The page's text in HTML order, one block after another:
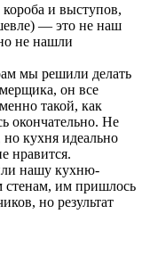
короба и выступов,
— это не наш
не нашли
мы решили делать
он все
такой, как
окончательно. Не
кухня идеально
нравится.
нашу кухню-
стенам, им пришлось
но результат